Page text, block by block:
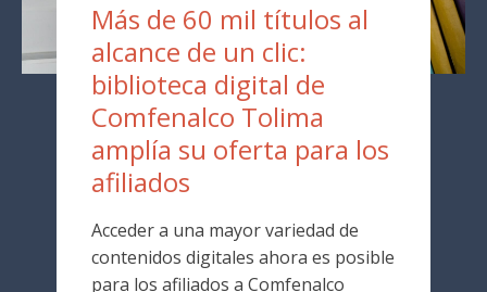
Más de 60 mil títulos al
alcance de un clic:
biblioteca digital de
Comfenalco Tolima
amplía su oferta para los
afiliados
Acceder a una mayor variedad de
contenidos digitales ahora es posible
para los afiliados a Comfenalco